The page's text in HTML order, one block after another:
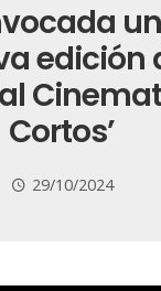
edición
Cortos’
29/10/2024